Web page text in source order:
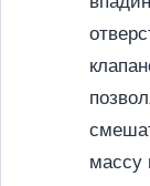
массу